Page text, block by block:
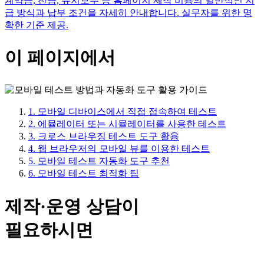
급 방식과 납부 조건을 자세히 안내합니다. 실무자를 위한 명
확한 기준 제공.
이 페이지에서
1. 모바일 디바이스에서 직접 접속하여 테스트
2. 에뮬레이터 또는 시뮬레이터를 사용한 테스트
3. 크로스 브라우징 테스트 도구 활용
4. 웹 브라우저의 모바일 뷰를 이용한 테스트
5. 모바일 테스트 자동화 도구 추천
6. 모바일 테스트 최적화 팁
제작·운영 상담이
필요하시면